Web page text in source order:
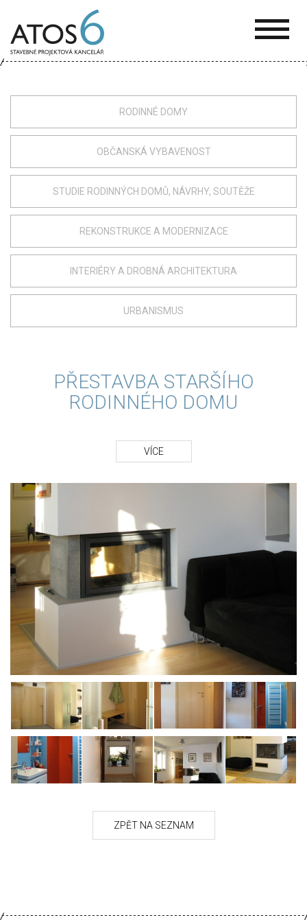
6
RODINNÉ DOMY
OBČANSKÁ VYBAVENOST
STUDIE RODINNÝCH DOMŮ, NÁVRHY, SOUTĚŽE
REKONSTRUKCE A MODERNIZACE
INTERIÉRY A DROBNÁ ARCHITEKTURA
URBANISMUS
PŘESTAVBA STARŠÍHO
RODINNÉHO DOMU
VÍCE